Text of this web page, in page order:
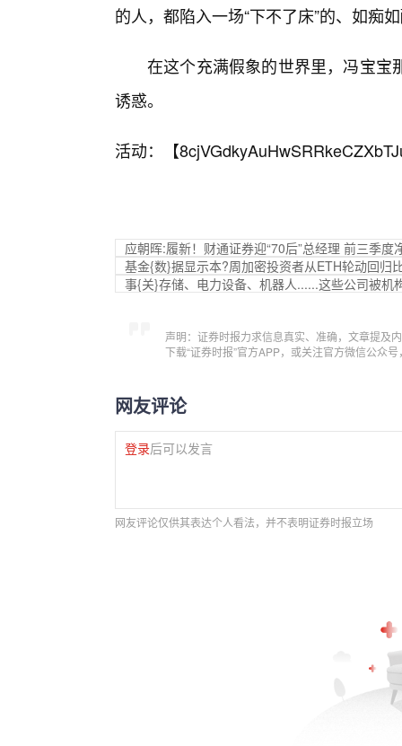
的人，都陷入一场“下不了床”的、如痴
在这个充满假象的世界里，冯宝宝
诱惑。
活动：【
应朝晖:履新！财通证券迎“70后”总经理 前三季度
基金{数}据显示本?周加密投资者从ETH轮动回归
事{关}存储、电力设备、机器人......这些公司被机
声明：证券时报力求信息真实、准确，文章提及
下载“证券时报”官方APP，或关注官方微信公众
网友评论
登录后可以发言
网友评论仅供其表达个人看法，并不表明证券时报立场